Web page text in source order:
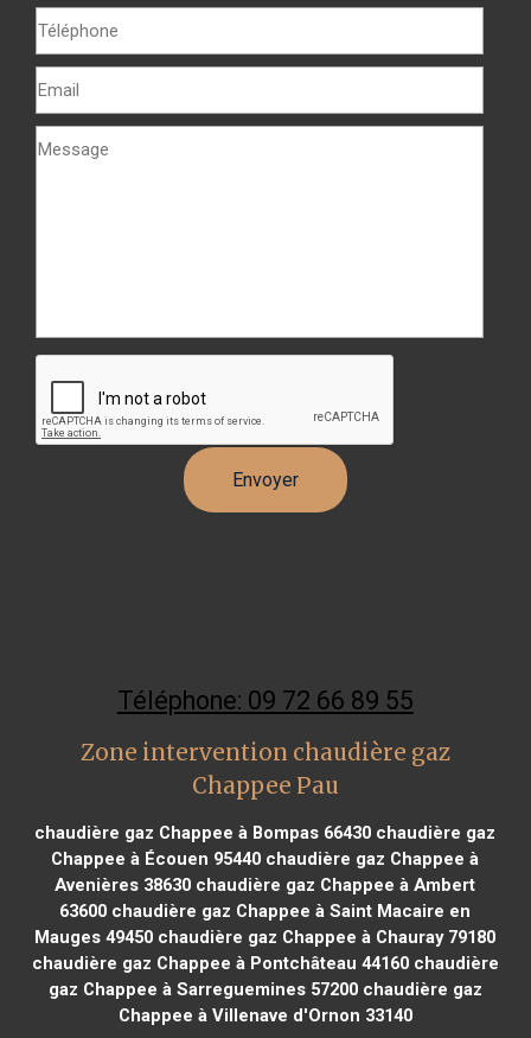
Téléphone: 09 72 66 89 55
Zone intervention chaudière gaz
Chappee Pau
chaudière gaz Chappee à Bompas 66430 chaudière gaz
Chappee à Écouen 95440 chaudière gaz Chappee à
Avenières 38630 chaudière gaz Chappee à Ambert
63600 chaudière gaz Chappee à Saint Macaire en
Mauges 49450 chaudière gaz Chappee à Chauray 79180
chaudière gaz Chappee à Pontchâteau 44160chaudière
gaz Chappee à Sarreguemines 57200chaudière gaz
Chappee à Villenave d'Ornon 33140